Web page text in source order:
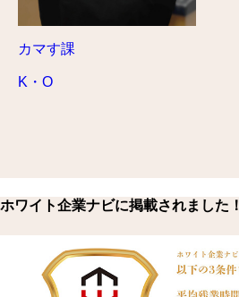
カマす課
K・O
ホワイト企業ナビに掲載されました！